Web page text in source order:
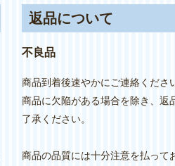
返品について
不良品
商品到着後速やかにご連絡くださ
商品に欠陥がある場合を除き、返
了承ください。
商品の品質には十分注意を払って